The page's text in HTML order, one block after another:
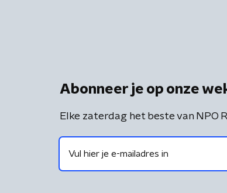
Abonneer je op onze
Elke zaterdag het beste van NPO